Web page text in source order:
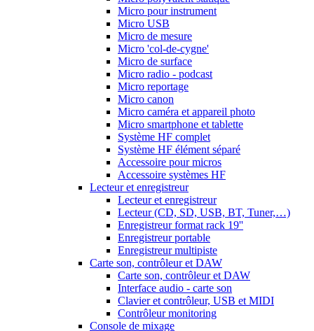
Micro pour instrument
Micro USB
Micro de mesure
Micro 'col-de-cygne'
Micro de surface
Micro radio - podcast
Micro reportage
Micro canon
Micro caméra et appareil photo
Micro smartphone et tablette
Système HF complet
Système HF élément séparé
Accessoire pour micros
Accessoire systèmes HF
Lecteur et enregistreur
Lecteur et enregistreur
Lecteur (CD, SD, USB, BT, Tuner,…)
Enregistreur format rack 19''
Enregistreur portable
Enregistreur multipiste
Carte son, contrôleur et DAW
Carte son, contrôleur et DAW
Interface audio - carte son
Clavier et contrôleur, USB et MIDI
Contrôleur monitoring
Console de mixage